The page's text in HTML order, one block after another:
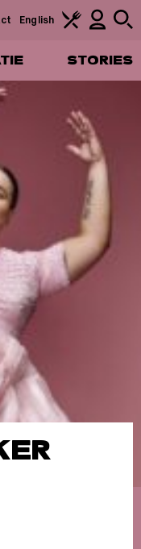
STORIES
English